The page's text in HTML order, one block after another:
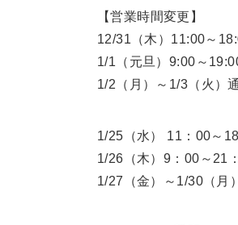
【営業時間変更】
12/31（木）11:00～
1/1（元旦）9:00～
1/2（月）～1/3（火）
1/25（水） 11：00～
1/26（木）9：00～21
1/27（金）～1/30（月